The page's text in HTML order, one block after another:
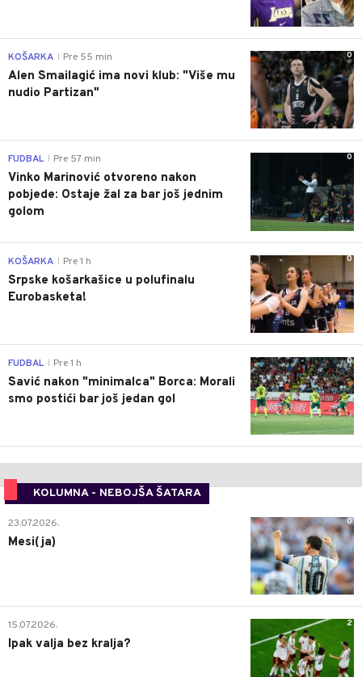
0
KOŠARKA Pre 55 min
Alen Smailagić ima novi klub: "Više mu
nudio Partizan"
0
FUDBAL Pre 57 min
Vinko Marinović otvoreno nakon
pobjede: Ostaje žal za bar još jednim
golom
0
KOŠARKA Pre 1 h
Srpske košarkašice u polufinalu
Eurobasketa!
0
FUDBAL Pre 1 h
Savić nakon "minimalca" Borca: Morali
smo postići bar još jedan gol
KOLUMNA - NEBOJŠA ŠATARA
0
23.07.2026.
Mesi(ja)
2
15.07.2026.
Ipak valja bez kralja?